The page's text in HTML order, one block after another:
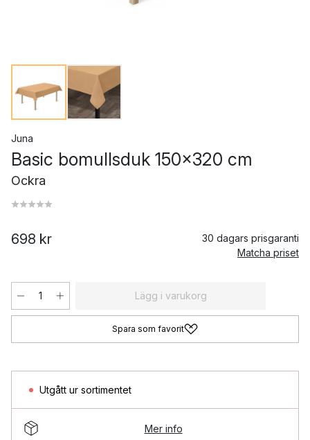
Juna
Basic bomullsduk 150x320 cm
Ockra
698 kr
30 dagars prisgaranti
Matcha priset
Lägg i varukorg
Spara som favorit
Utgått ur sortimentet
Mer info